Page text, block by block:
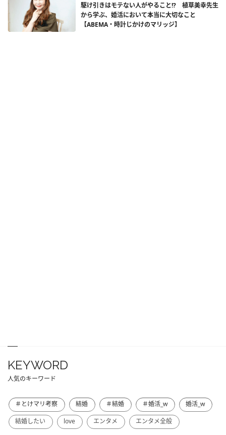
駆け引きはモテない人がやること!? 植草美幸先生
から学ぶ、婚活において本当に大切なこと
【ABEMA・時計じかけのマリッジ】
KEYWORD
人気のキーワード
＃とけマリ考察 結婚 ＃結婚 ＃婚活_w
婚活_w
結婚したい
love エンタメ エンタメ全般